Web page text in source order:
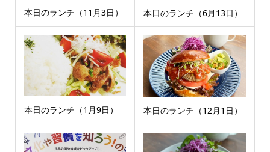
本日のランチ（11月3日） 本日のランチ（6月13日）
本日のランチ（1月9日） 本日のランチ（12月1日）